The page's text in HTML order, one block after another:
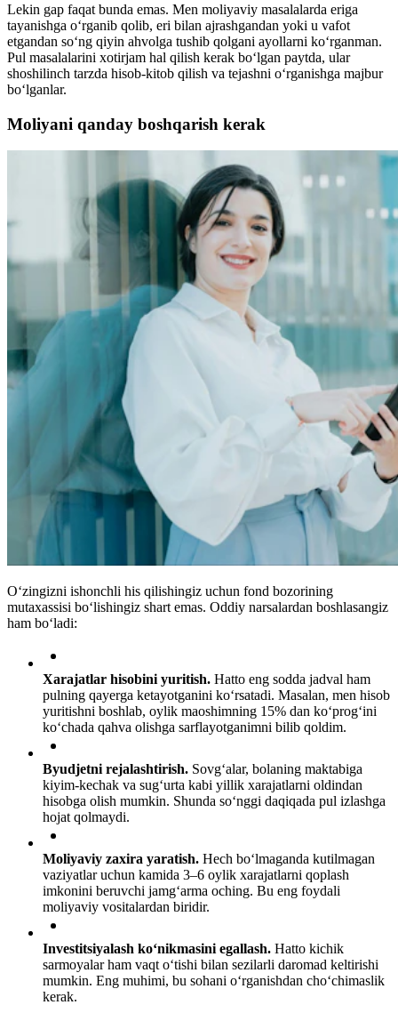
Lekin gap faqat bunda emas. Men moliyaviy masalalarda eriga
tayanishga o‘rganib qolib, eri bilan ajrashgandan yoki u vafot
etgandan so‘ng qiyin ahvolga tushib qolgani ayollarni ko‘rganman.
Pul masalalarini xotirjam hal qilish kerak bo‘lgan paytda, ular
shoshilinch tarzda hisob-kitob qilish va tejashni o‘rganishga majbur
bo‘lganlar.
Moliyani qanday boshqarish kerak
O‘zingizni ishonchli his qilishingiz uchun fond bozorining
mutaxassisi bo‘lishingiz shart emas. Oddiy narsalardan boshlasangiz
ham bo‘ladi:
Xarajatlar hisobini yuritish. Hatto eng sodda jadval ham
pulning qayerga ketayotganini ko‘rsatadi. Masalan, men hisob
yuritishni boshlab, oylik maoshimning 15% dan ko‘prog‘ini
ko‘chada qahva olishga sarflayotganimni bilib qoldim.
Byudjetni rejalashtirish. Sovg‘alar, bolaning maktabiga
kiyim-kechak va sug‘urta kabi yillik xarajatlarni oldindan
hisobga olish mumkin. Shunda so‘nggi daqiqada pul izlashga
hojat qolmaydi.
Moliyaviy zaxira yaratish. Hech bo‘lmaganda kutilmagan
vaziyatlar uchun kamida 3–6 oylik xarajatlarni qoplash
imkonini beruvchi jamg‘arma oching. Bu eng foydali
moliyaviy vositalardan biridir.
Investitsiyalash ko‘nikmasini egallash. Hatto kichik
sarmoyalar ham vaqt o‘tishi bilan sezilarli daromad keltirishi
mumkin. Eng muhimi, bu sohani o‘rganishdan cho‘chimaslik
kerak.